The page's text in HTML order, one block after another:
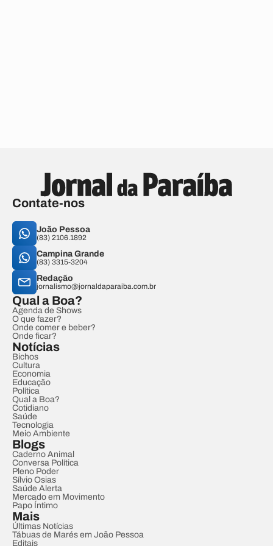
Contate-nos
João Pessoa
(83) 2106.1892
Campina Grande
(83) 3315-3204
Redação
jornalismo@jornaldaparaiba.com.br
Qual a Boa?
Agenda de Shows
O que fazer?
Onde comer e beber?
Onde ficar?
Notícias
Bichos
Cultura
Economia
Educação
Política
Qual a Boa?
Cotidiano
Saúde
Tecnologia
Meio Ambiente
Blogs
Caderno Animal
Conversa Política
Pleno Poder
Sílvio Osias
Saúde Alerta
Mercado em Movimento
Papo Íntimo
Mais
Últimas Notícias
Tábuas de Marés em João Pessoa
Editais